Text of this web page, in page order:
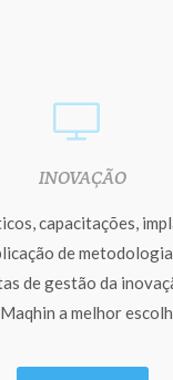
INOVAÇÃO
capacitações,
de
de gestão da
a melhor